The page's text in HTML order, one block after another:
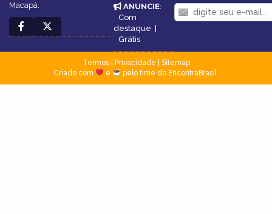
Macapá.
ANUNCIE:
Com
destaque
Grátis
Termos| Privacidade
Sitemap
Criado com
e pelo time do EncontraBrasil